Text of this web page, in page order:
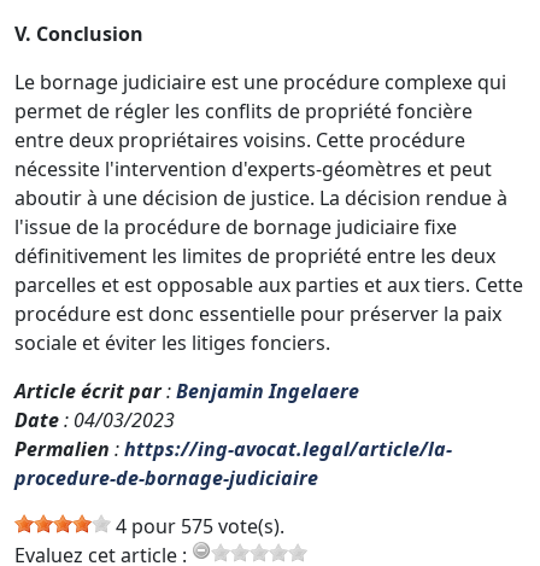
V. Conclusion
Le bornage judiciaire est une procédure complexe qui
permet de régler les conflits de propriété foncière
entre deux propriétaires voisins. Cette procédure
nécessite l'intervention d'experts-géomètres et peut
aboutir à une décision de justice. La décision rendue à
l'issue de la procédure de bornage judiciaire fixe
définitivement les limites de propriété entre les deux
parcelles et est opposable aux parties et aux tiers. Cette
procédure est donc essentielle pour préserver la paix
sociale et éviter les litiges fonciers.
Article écrit par:Benjamin Ingelaere
Date: 04/03/2023
Permalien :https://ing-avocat.legal/article/la-
procedure-de-bornage-judiciaire
4 pour 575 vote(s).
Evaluez cet article :